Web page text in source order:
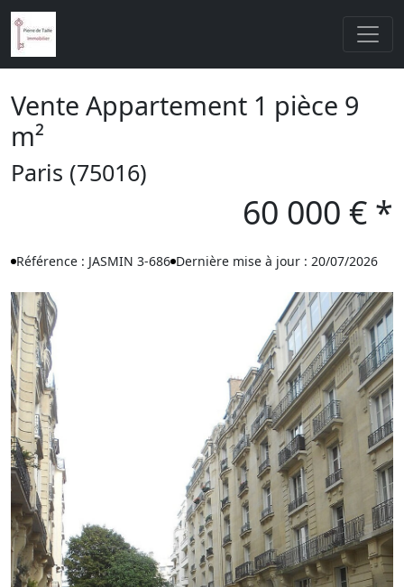
Vente Appartement 1 pièce 9
m²
Paris (75016)
60 000 € *
Référence : JASMIN 3-686 Dernière mise à jour : 20/07/2026